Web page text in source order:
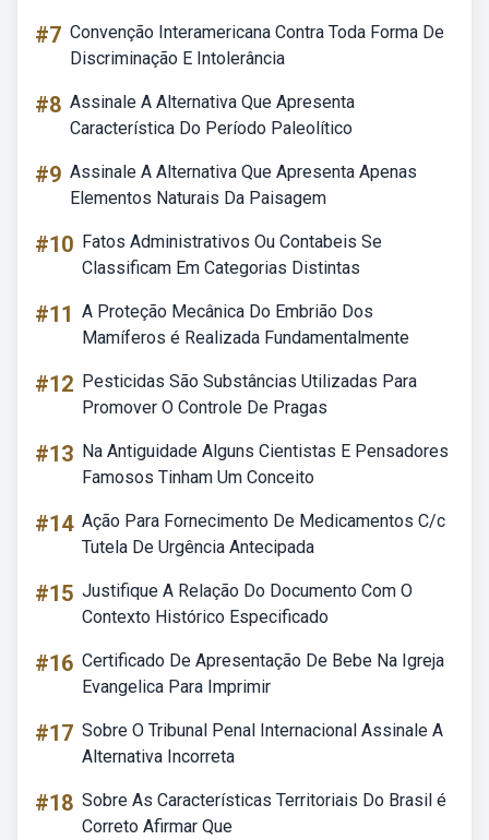
#7 Convenção Interamericana Contra Toda Forma De
Discriminação E Intolerância
#8 Assinale A Alternativa Que Apresenta
Característica Do Período Paleolítico
#9 Assinale A Alternativa Que Apresenta Apenas
Elementos Naturais Da Paisagem
#10 Fatos Administrativos Ou Contabeis Se
Classificam Em Categorias Distintas
#11 A Proteção Mecânica Do Embrião Dos
Mamíferos é Realizada Fundamentalmente
#12 Pesticidas São Substâncias Utilizadas Para
Promover O Controle De Pragas
#13 Na Antiguidade Alguns Cientistas E Pensadores
Famosos Tinham Um Conceito
#14 Ação Para Fornecimento De Medicamentos C/c
Tutela De Urgência Antecipada
#15 Justifique A Relação Do Documento Com O
Contexto Histórico Especificado
#16 Certificado De Apresentação De Bebe Na Igreja
Evangelica Para Imprimir
#17 Sobre O Tribunal Penal Internacional Assinale A
Alternativa Incorreta
#18 Sobre As Características Territoriais Do Brasil é
Correto Afirmar Que